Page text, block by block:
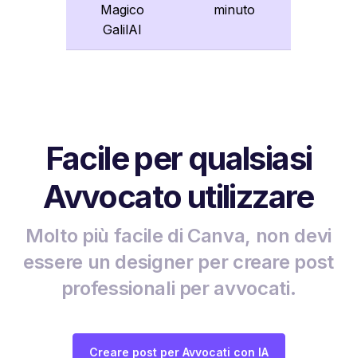
Magico
GalilAI
minuto
Facile per qualsiasi
Avvocato utilizzare
Molto più facile di Canva, non devi
essere un designer per creare post
professionali per avvocati.
Creare post per Avvocati con IA